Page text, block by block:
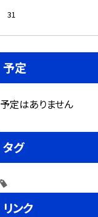
31
予定
予定はありません
タグ
リンク